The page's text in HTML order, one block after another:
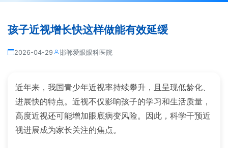
孩子近视增长快这样做能有效延缓
2026-04-29 邯郸爱眼眼科医院
近年来，我国青少年近视率持续攀升，且呈现低龄化、
进展快的特点。近视不仅影响孩子的学习和生活质量，
高度近视还可能增加眼底病变风险。因此，科学干预近
视进展成为家长关注的焦点。